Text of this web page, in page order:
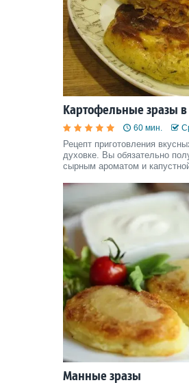
Картофельные зразы
60 мин.
Рецепт приготовления
духовке. Вы обязательно
сырным ароматом и
Манные зразы